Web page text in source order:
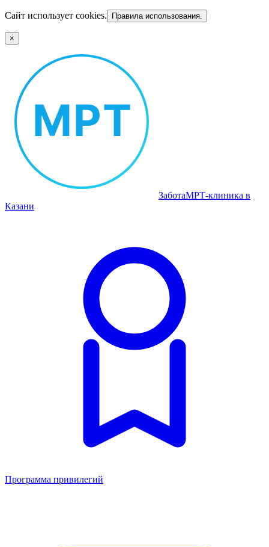
Сайт использует cookies. Правила использования.
×
ЗаботаМРТ‑клиника в
Казани
Программа привилегий